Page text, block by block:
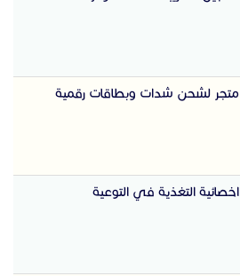
متجر لشحن شدات وبطاقات رقمية
اخصائية التغذية في التوعية